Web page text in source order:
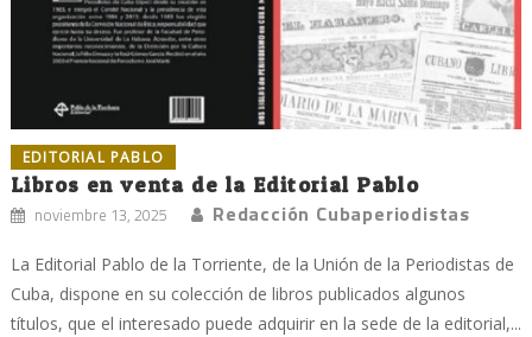
EDITORIAL PABLO
Libros en venta de la Editorial Pablo
noviembre 13, 2025 Redacción Cubaperiodistas
La Editorial Pablo de la Torriente, de la Unión de la Periodistas de
Cuba, dispone en su colección de libros publicados algunos
títulos, que el interesado puede adquirir en la sede de la editorial,...